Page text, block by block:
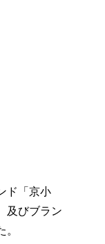
ド「京小
及びブラン